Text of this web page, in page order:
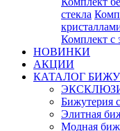
стекла
Комплект с
НОВИНКИ
АКЦИИ
КАТАЛОГ
Бижутерия
Элитная
Модная